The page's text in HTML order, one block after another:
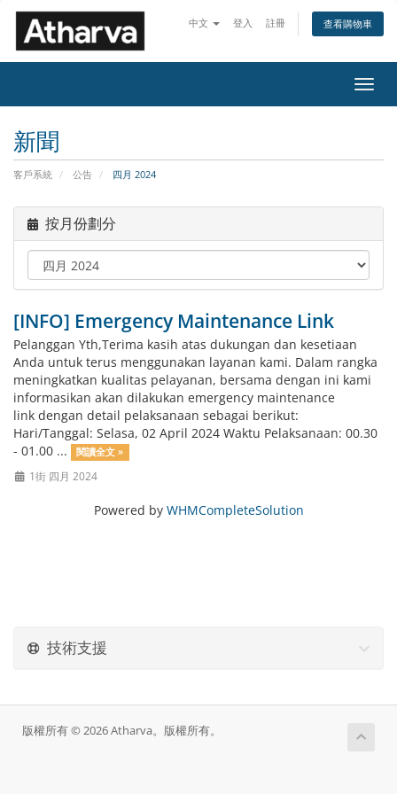
中文 登入 註冊 查看購物車
切
換
新聞
客戶系統 公告 四月 2024
按月份劃分
[INFO] Emergency Maintenance Link
Pelanggan Yth,Terima kasih atas dukungan dan kesetiaan
Anda untuk terus menggunakan layanan kami. Dalam rangka
meningkatkan kualitas pelayanan, bersama dengan ini kami
informasikan akan dilakukan emergency maintenance
link dengan detail pelaksanaan sebagai berikut:
Hari/Tanggal: Selasa, 02 April 2024 Waktu Pelaksanaan: 00.30
- 01.00 ...
閱讀全文 »
1街 四月 2024
Powered by WHMCompleteSolution
技術支援
版權所有 © 2026 Atharva。版權所有。